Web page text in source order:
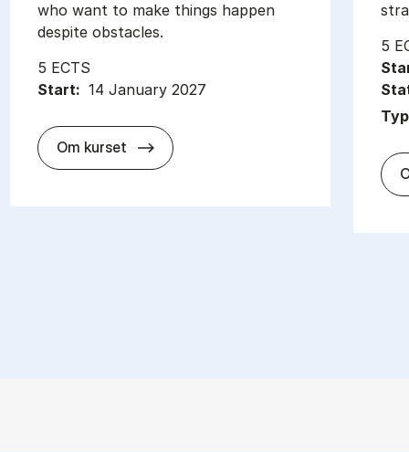
who want to make things happen
despite obstacles.
5 ECTS
Start: 14 January 2027
Om kurset about
5